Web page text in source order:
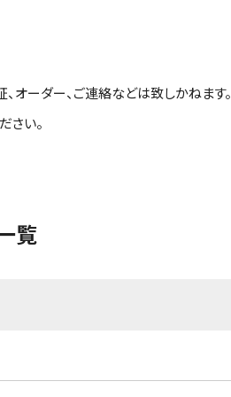
オーダー、ご連絡などは致しかねます。
さい。
覧